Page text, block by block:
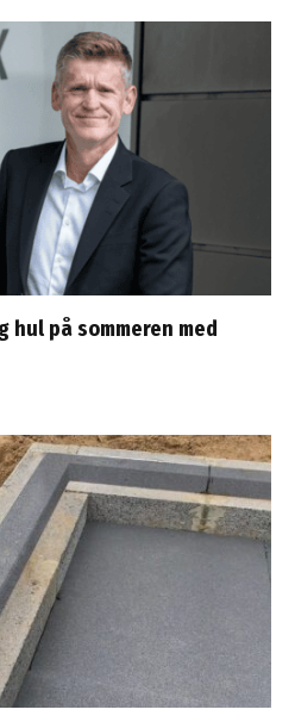
hul på sommeren med